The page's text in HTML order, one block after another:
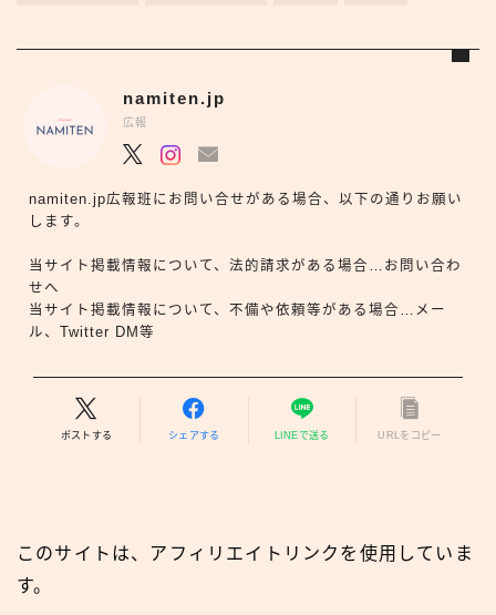
namiten.jp
広報
namiten.jp広報班にお問い合せがある場合、以下の通りお願い
します。
当サイト掲載情報について、法的請求がある場合…お問い合わ
せへ
当サイト掲載情報について、不備や依頼等がある場合…メー
ル、Twitter DM等
ポストする シェアする LINEで送る URLをコピー
このサイトは、アフィリエイトリンクを使用していま
す。